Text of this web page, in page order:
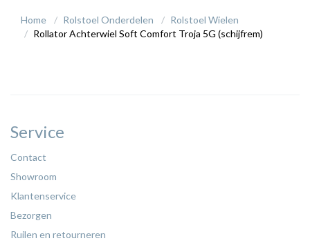
Home Rolstoel Onderdelen
Rolstoel Wielen
Rollator Achterwiel Soft Comfort Troja 5G (schijfrem)
Service
Contact
Showroom
Klantenservice
Bezorgen
Ruilen en retourneren